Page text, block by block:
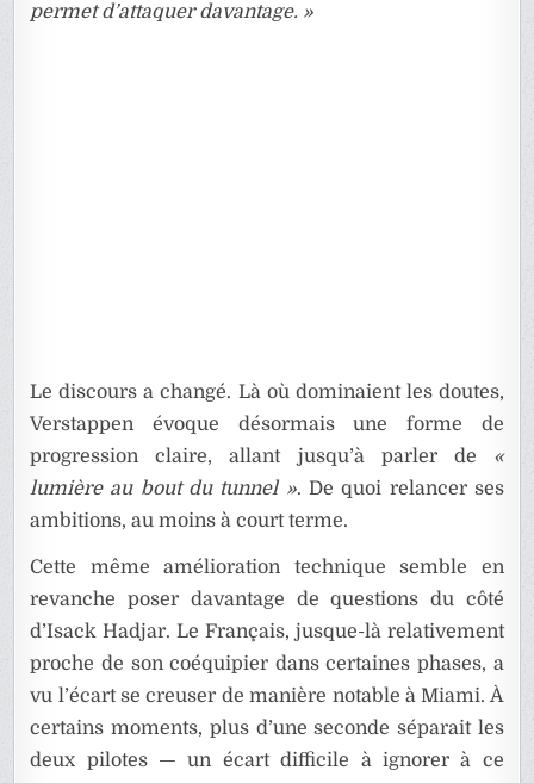
permet d’attaquer davantage. »
Le discours a changé. Là où dominaient les doutes,
Verstappen évoque désormais une forme de
progression claire, allant jusqu’à parler de «
lumière au bout du tunnel ». De quoi relancer ses
ambitions, au moins à court terme.
Cette même amélioration technique semble en
revanche poser davantage de questions du côté
d’Isack Hadjar. Le Français, jusque-là relativement
proche de son coéquipier dans certaines phases, a
vu l’écart se creuser de manière notable à Miami. À
certains moments, plus d’une seconde séparait les
deux pilotes — un écart difficile à ignorer à ce